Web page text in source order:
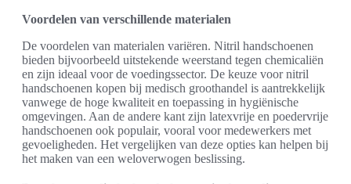
Voordelen van verschillende materialen
De voordelen van materialen variëren. Nitril handschoenen
bieden bijvoorbeeld uitstekende weerstand tegen chemicaliën
en zijn ideaal voor de voedingssector. De keuze voor nitril
handschoenen kopen bij medisch groothandel is aantrekkelijk
vanwege de hoge kwaliteit en toepassing in hygiënische
omgevingen. Aan de andere kant zijn latexvrije en poedervrije
handschoenen ook populair, vooral voor medewerkers met
gevoeligheden. Het vergelijken van deze opties kan helpen bij
het maken van een weloverwogen beslissing.